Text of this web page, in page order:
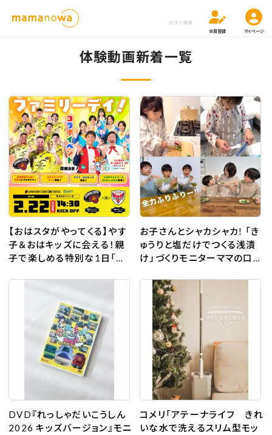
口コミ検索
会員登録
マイページ
体験動画新着一覧
【おはスタがやってくる】やす
子＆おはキッズに会える！親
子で楽しめる特別な1日「サ
遊びに行こう♪
お子さんとシャカシャカ! 「き
ゅうりと塩だけでつくる浅漬
け」づくりモニターママの口コ
DVD『れっしゃだいこうしん
2026 キッズバージョン』モニ
コメリ「アテーナライフ きれ
いな水で洗えるスリム型モッ